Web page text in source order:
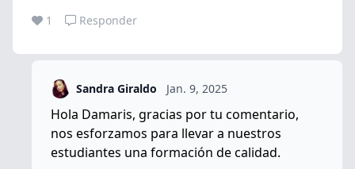
1 Responder
Sandra Giraldo Jan. 9, 2025
Hola Damaris, gracias por tu comentario,
nos esforzamos para llevar a nuestros
estudiantes una formación de calidad.